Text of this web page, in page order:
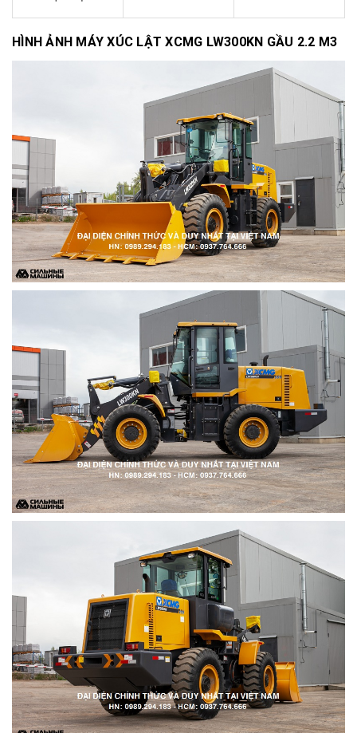
HÌNH ẢNH MÁY XÚC LẬT XCMG LW300KN GẦU 2.2 M3